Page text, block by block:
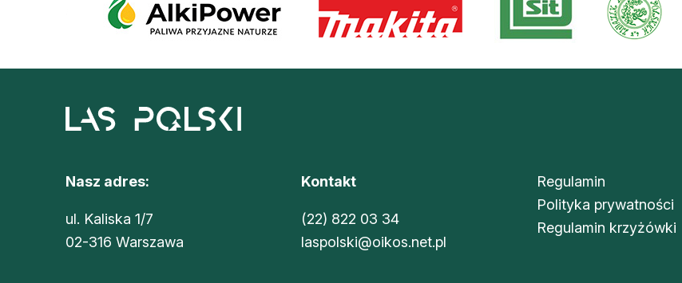
Nasz adres:
ul. Kaliska 1/7
02-316 Warszawa
Kontakt
(22) 822 03 34
laspolski@oikos.net.pl
Regulamin
Polityka prywatności
Regulamin krzyżówki